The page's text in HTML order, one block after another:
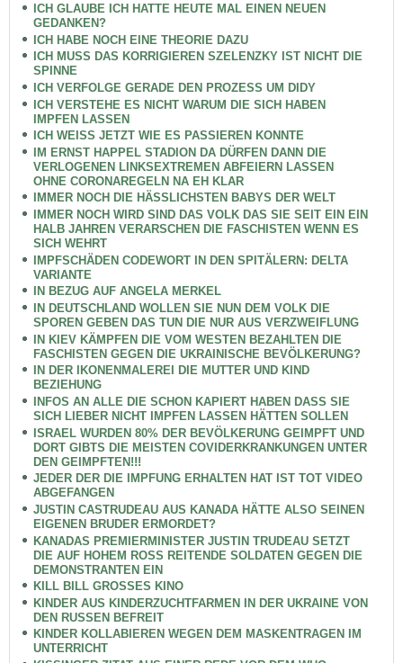
ICH GLAUBE ICH HATTE HEUTE MAL EINEN NEUEN
GEDANKEN?
ICH HABE NOCH EINE THEORIE DAZU
ICH MUSS DAS KORRIGIEREN SZELENZKY IST NICHT DIE
SPINNE
ICH VERFOLGE GERADE DEN PROZESS UM DIDY
ICH VERSTEHE ES NICHT WARUM DIE SICH HABEN
IMPFEN LASSEN
ICH WEISS JETZT WIE ES PASSIEREN KONNTE
IM ERNST HAPPEL STADION DA DÜRFEN DANN DIE
VERLOGENEN LINKSEXTREMEN ABFEIERN LASSEN
OHNE CORONAREGELN NA EH KLAR
IMMER NOCH DIE HÄSSLICHSTEN BABYS DER WELT
IMMER NOCH WIRD SIND DAS VOLK DAS SIE SEIT EIN EIN
HALB JAHREN VERARSCHEN DIE FASCHISTEN WENN ES
SICH WEHRT
IMPFSCHÄDEN CODEWORT IN DEN SPITÄLERN: DELTA
VARIANTE
IN BEZUG AUF ANGELA MERKEL
IN DEUTSCHLAND WOLLEN SIE NUN DEM VOLK DIE
SPOREN GEBEN DAS TUN DIE NUR AUS VERZWEIFLUNG
IN KIEV KÄMPFEN DIE VOM WESTEN BEZAHLTEN DIE
FASCHISTEN GEGEN DIE UKRAINISCHE BEVÖLKERUNG?
IN DER IKONENMALEREI DIE MUTTER UND KIND
BEZIEHUNG
INFOS AN ALLE DIE SCHON KAPIERT HABEN DASS SIE
SICH LIEBER NICHT IMPFEN LASSEN HÄTTEN SOLLEN
ISRAEL WURDEN 80% DER BEVÖLKERUNG GEIMPFT UND
DORT GIBTS DIE MEISTEN COVIDERKRANKUNGEN UNTER
DEN GEIMPFTEN!!!
JEDER DER DIE IMPFUNG ERHALTEN HAT IST TOT VIDEO
ABGEFANGEN
JUSTIN CASTRUDEAU AUS KANADA HÄTTE ALSO SEINEN
EIGENEN BRUDER ERMORDET?
KANADAS PREMIERMINISTER JUSTIN TRUDEAU SETZT
DIE AUF HOHEM ROSS REITENDE SOLDATEN GEGEN DIE
DEMONSTRANTEN EIN
KILL BILL GROSSES KINO
KINDER AUS KINDERZUCHTFARMEN IN DER UKRAINE VON
DEN RUSSEN BEFREIT
KINDER KOLLABIEREN WEGEN DEM MASKENTRAGEN IM
UNTERRICHT